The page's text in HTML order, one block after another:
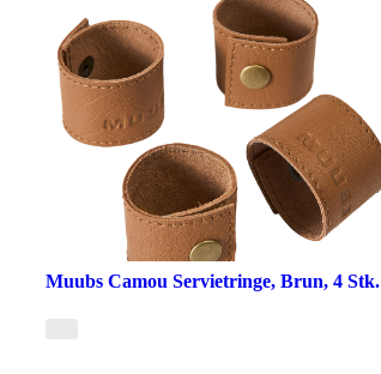
Muubs Camou Servietringe, Brun, 4 Stk.